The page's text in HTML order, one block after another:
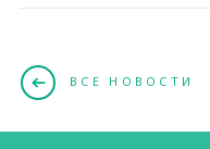
ВСЕ НОВОСТИ